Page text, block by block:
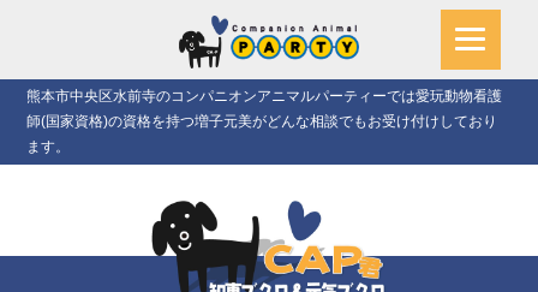
熊本市中央区水前寺のコンパニオンアニマルパーティーでは愛玩動物看護
師(国家資格)の資格を持つ増子元美がどんな相談でもお受け付けしており
ます。